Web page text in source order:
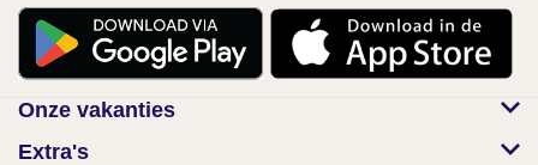
Onze vakanties
Extra's